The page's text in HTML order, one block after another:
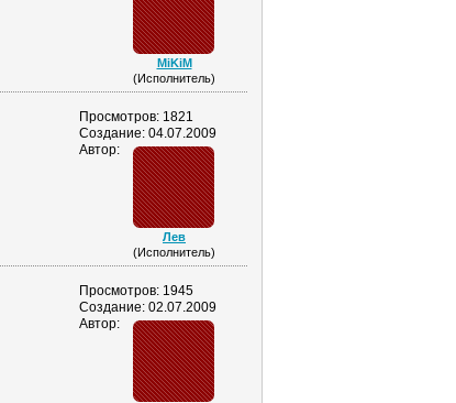
MiKiM
(Исполнитель)
Просмотров: 1821
Создание: 04.07.2009
Автор:
Лев
(Исполнитель)
Просмотров: 1945
Создание: 02.07.2009
Автор: